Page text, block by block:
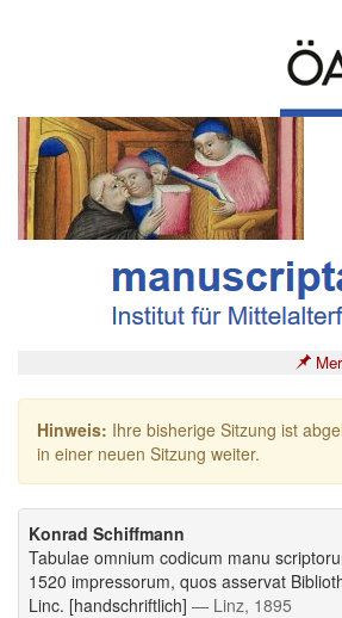
Hinweis: Ihre bisherige Sitzung ist
in einer neuen Sitzung weiter.
Konrad Schiffmann
Tabulae omnium codicum manu
1520 impressorum, quos asservat
Linc. [handschriftlich] — Linz, 1895